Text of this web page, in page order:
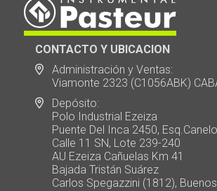
CONTACTO Y UBICACION
Administración y Ventas:
Viamonte 2323 (C1056ABK)
Depósito:
Polo Industrial Ezeiza
Puente Del Inca 2450,
Calle 11 SN, Lote 239-240
AU Ezeiza Cañuelas Km 41
Bajada Tristán Suárez
Carlos Spegazzini (1812),